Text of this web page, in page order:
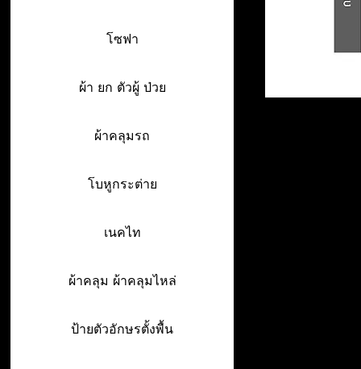
โซฟา
ผ้า ยก ตัวผู้ ป่วย
ผ้าคลุมรถ
โบหูกระต่าย
เนคไท
ผ้าคลุม ผ้าคลุมไหล่
ป้ายตัวอักษรตั้งพื้น